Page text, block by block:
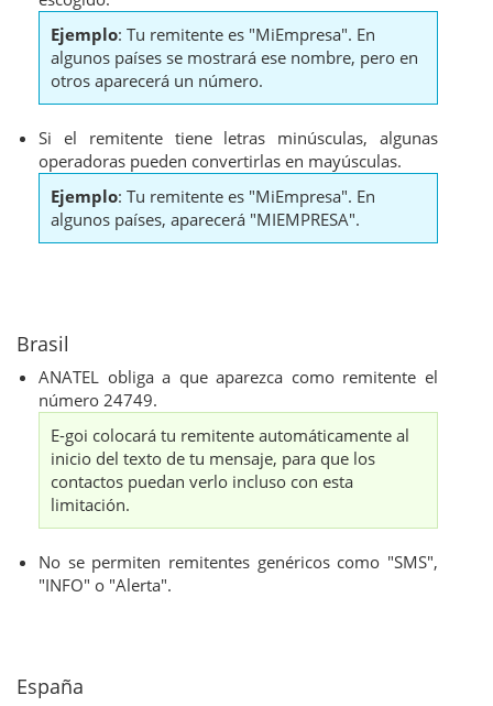
Ejemplo: Tu remitente es "MiEmpresa". En
algunos países se mostrará ese nombre, pero en
otros aparecerá un número.
Si el remitente tiene letras minúsculas, algunas
operadoras pueden convertirlas en mayúsculas.
Ejemplo: Tu remitente es "MiEmpresa". En
algunos países, aparecerá "MIEMPRESA".
Brasil
ANATEL obliga a que aparezca como remitente el
número 24749.
E-goi colocará tu remitente automáticamente al
inicio del texto de tu mensaje, para que los
contactos puedan verlo incluso con esta
limitación.
No se permiten remitentes genéricos como "SMS",
"INFO" o "Alerta".
España